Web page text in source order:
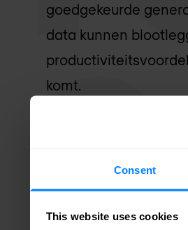
Consent
This website uses cookies
goedgekeurde
data kunnen
komt.
Met FortiOS 8.0 is
applicaties, agents